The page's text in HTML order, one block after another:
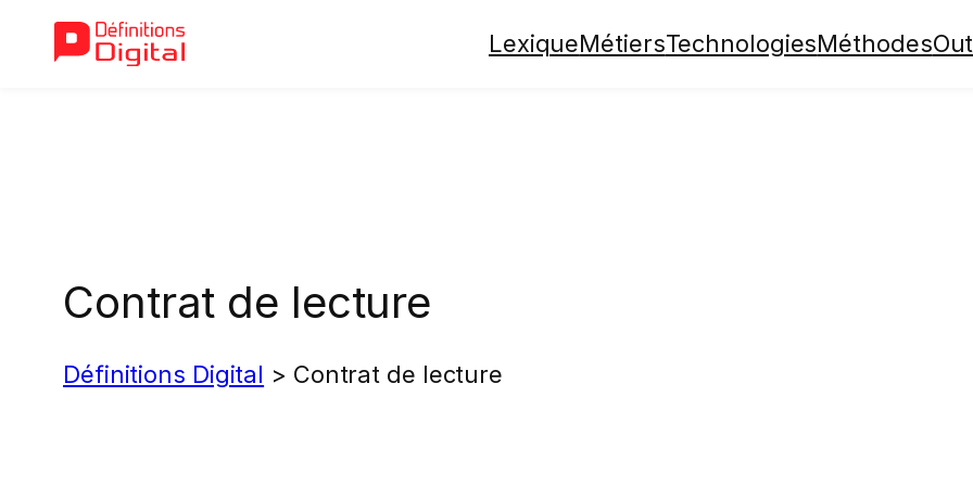
LexiqueMétiersTechnologiesMéthodes
Contrat de lecture
Définitions Digital > Contrat de lecture